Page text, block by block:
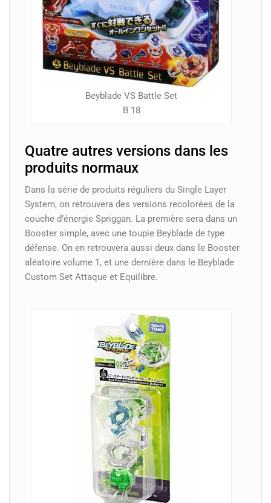
Beyblade VS Battle Set
B 18
Quatre autres versions dans les
produits normaux
Dans la série de produits réguliers du Single Layer
System, on retrouvera des versions recolorées de la
couche d’énergie Spriggan. La première sera dans un
Booster simple, avec une toupie Beyblade de type
défense. On en retrouvera aussi deux dans le Booster
aléatoire volume 1, et une dernière dans le Beyblade
Custom Set Attaque et Equilibre.